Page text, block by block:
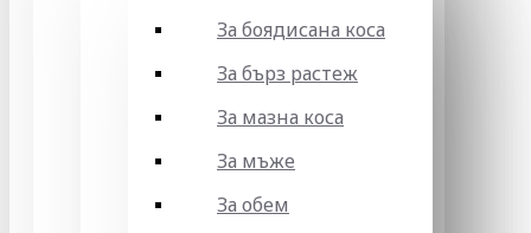
За боядисана коса
За бърз растеж
За мазна коса
За мъже
За обем